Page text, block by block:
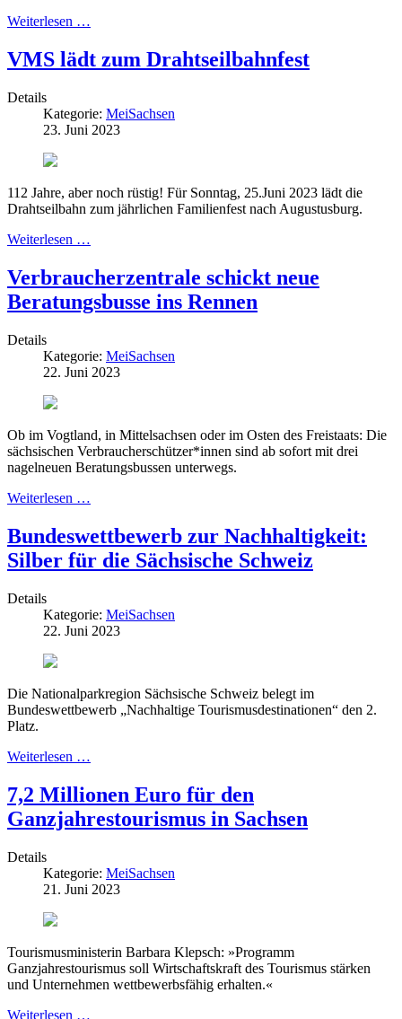
Weiterlesen …
VMS lädt zum Drahtseilbahnfest
Details
Kategorie: MeiSachsen
23. Juni 2023
112 Jahre, aber noch rüstig! Für Sonntag, 25.Juni 2023 lädt die
Drahtseilbahn zum jährlichen Familienfest nach Augustusburg.
Weiterlesen …
Verbraucherzentrale schickt neue
Beratungsbusse ins Rennen
Details
Kategorie: MeiSachsen
22. Juni 2023
Ob im Vogtland, in Mittelsachsen oder im Osten des Freistaats: Die
sächsischen Verbraucherschützer*innen sind ab sofort mit drei
nagelneuen Beratungsbussen unterwegs.
Weiterlesen …
Bundeswettbewerb zur Nachhaltigkeit:
Silber für die Sächsische Schweiz
Details
Kategorie: MeiSachsen
22. Juni 2023
Die Nationalparkregion Sächsische Schweiz belegt im
Bundeswettbewerb „Nachhaltige Tourismusdestinationen“ den 2.
Platz.
Weiterlesen …
7,2 Millionen Euro für den
Ganzjahrestourismus in Sachsen
Details
Kategorie: MeiSachsen
21. Juni 2023
Tourismusministerin Barbara Klepsch: »Programm
Ganzjahrestourismus soll Wirtschaftskraft des Tourismus stärken
und Unternehmen wettbewerbsfähig erhalten.«
Weiterlesen …